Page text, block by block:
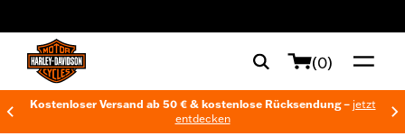
(0)
Kostenloser Versand ab 50 € & kostenlose Rücksendung – jetzt
entdecken